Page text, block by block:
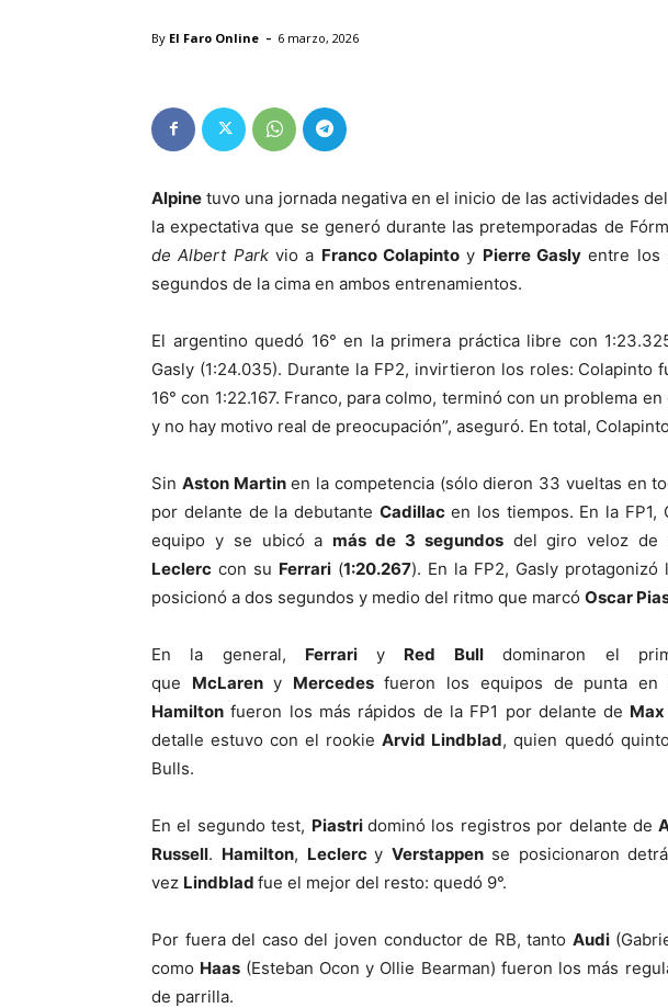
By El Faro Online - 6 marzo, 2026
Alpine tuvo una jornada negativa en el inicio de las actividades
la expectativa que se generó durante las pretemporadas de
de Albert Parkvio a Franco Colapinto y Pierre Gasly entre los
segundos de la cima en ambos entrenamientos.
El argentino quedó 16° en la primera práctica libre con
Gasly (1:24.035). Durante la FP2, invirtieron los roles: Colapinto
16° con 1:22.167. Franco, para colmo, terminó con un problema
y no hay motivo real de preocupación”, aseguró. En total,
Sin Aston Martinen la competencia (sólo dieron 33 vueltas en
por delante de la debutanteCadillac en los tiempos. En la
equipo y se ubicó amás de 3 segundosdel giro veloz de
Leclerc con su Ferrari (1:20.267). En la FP2, Gasly
posicionó a dos segundos y medio del ritmo que marcó Oscar
En la general, Ferrari y Red Bulldominaron el
que McLaren y Mercedes fueron los equipos de punta en
Hamilton fueron los más rápidos de la FP1 por delante de
detalle estuvo con el rookieArvid Lindblad, quien quedó
Bulls.
En el segundo test, Piastridominó los registros por delante de
Russell. Hamilton, LeclercyVerstappen se posicionaron
vez Lindblad fue el mejor del resto: quedó 9°.
Por fuera del caso del joven conductor de RB, tanto Audi
como Haas (Esteban Ocon y Ollie Bearman) fueron los más
de parrilla.